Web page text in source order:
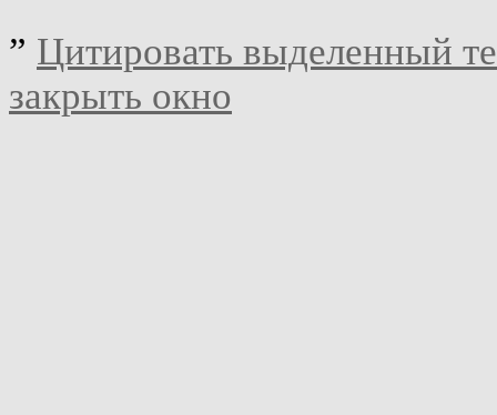
” Цитировать выделенный
закрыть окно